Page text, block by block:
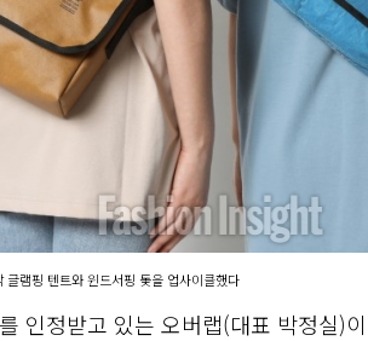
램핑 텐트와 윈드서핑 돛을 업사이클했다
인정받고 있는 오버랩(대표 박정실)